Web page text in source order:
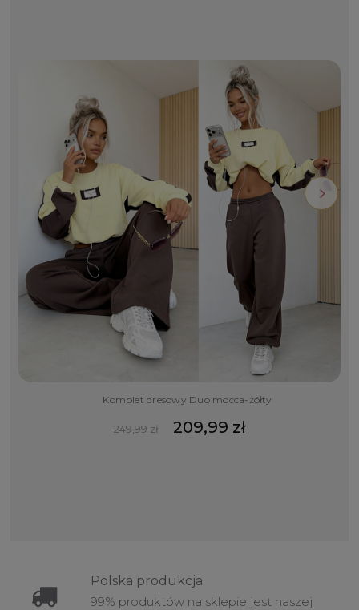
Komplet dresowy Duo mocca-żółty
249,99 zł 209,99 zł
Polska produkcja
99% produktów na sklepie jest naszej